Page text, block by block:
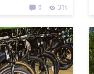
0 314